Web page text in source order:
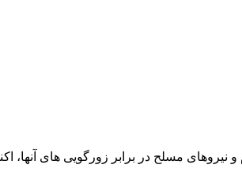
نیروهای مسلح در برابر زورگویی های